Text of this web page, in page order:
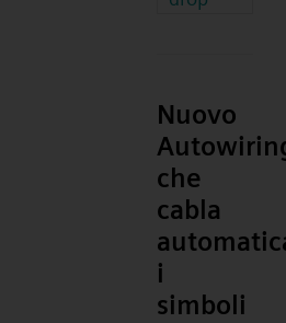
Nuovo
che
cabla
i
simboli